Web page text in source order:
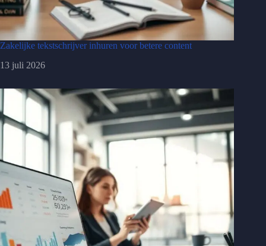
Zakelijke tekstschrijver inhuren voor betere content
13 juli 2026